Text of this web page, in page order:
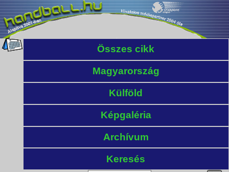
Összes cikk
Magyarország
Külföld
Képgaléria
Archívum
Keresés